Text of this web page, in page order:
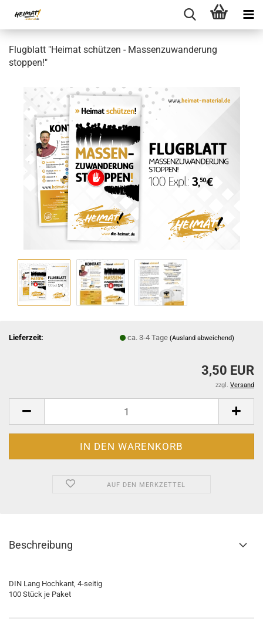
Flugblatt "Heimat schützen - Massenzuwanderung
stoppen!"
Lieferzeit: ca. 3-4 Tage(Ausland abweichend)
3,50 EUR
zzgl. Versand
AUF DEN MERKZETTEL
Beschreibung
DIN Lang Hochkant, 4-seitig
100 Stück je Paket